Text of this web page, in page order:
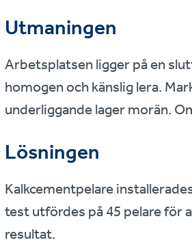
Utmaningen
Arbetsplatsen ligger på en
homogen och känslig lera.
underliggande lager morän.
Lösningen
Kalkcementpelare
test utfördes på 45 pelare för
resultat.